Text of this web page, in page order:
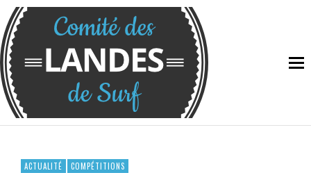
ACTUALITÉ COMPÉTITIONS